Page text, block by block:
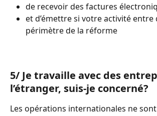
de recevoir des factures
et d’émettre si votre activité entre
périmètre de la réforme
5/ Je travaille avec des
l’étranger, suis-je concerné?
Les opérations internationales ne